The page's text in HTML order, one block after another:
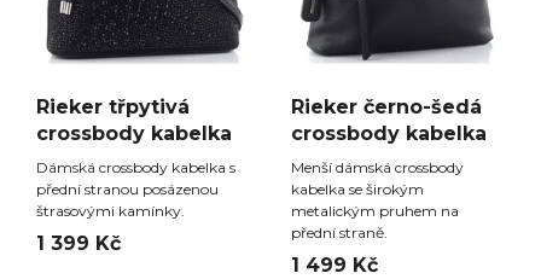
Rieker třpytivá
crossbody kabelka
Dámská crossbody kabelka s
přední stranou posázenou
štrasovými kamínky.
1 399 Kč
Rieker černo-šedá
crossbody kabelka
Menší dámská crossbody
kabelka se širokým
metalickým pruhem na
přední straně.
1 499 Kč